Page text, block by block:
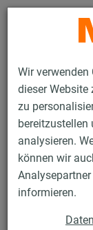
Wir
dieser Website
zu
bereitzustellen
analysieren.
können wir
informieren.
Produkte
MPC-
MPC-